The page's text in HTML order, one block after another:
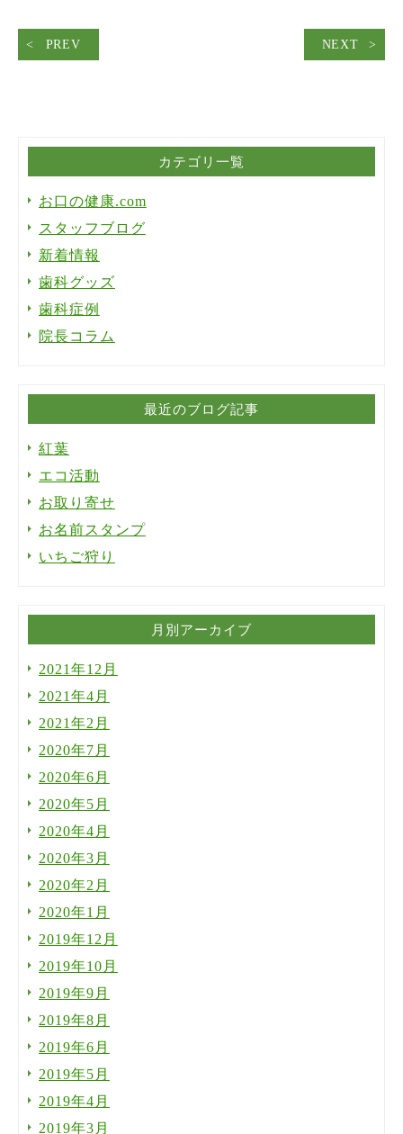
PREV NEXT
カテゴリ一覧
お口の健康.com
スタッフブログ
新着情報
歯科グッズ
歯科症例
院長コラム
最近のブログ記事
紅葉
エコ活動
お取り寄せ
お名前スタンプ
いちご狩り
月別アーカイブ
2021年12月
2021年4月
2021年2月
2020年7月
2020年6月
2020年5月
2020年4月
2020年3月
2020年2月
2020年1月
2019年12月
2019年10月
2019年9月
2019年8月
2019年6月
2019年5月
2019年4月
2019年3月